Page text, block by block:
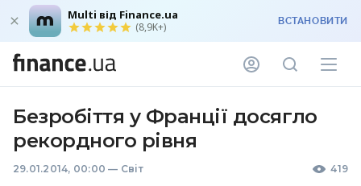
Multi від Finance.ua
(8,9K+) ВСТАНОВИТИ
Безробіття у Франції досягло
рекордного рівня
29.01.2014, 00:00 — Світ 419